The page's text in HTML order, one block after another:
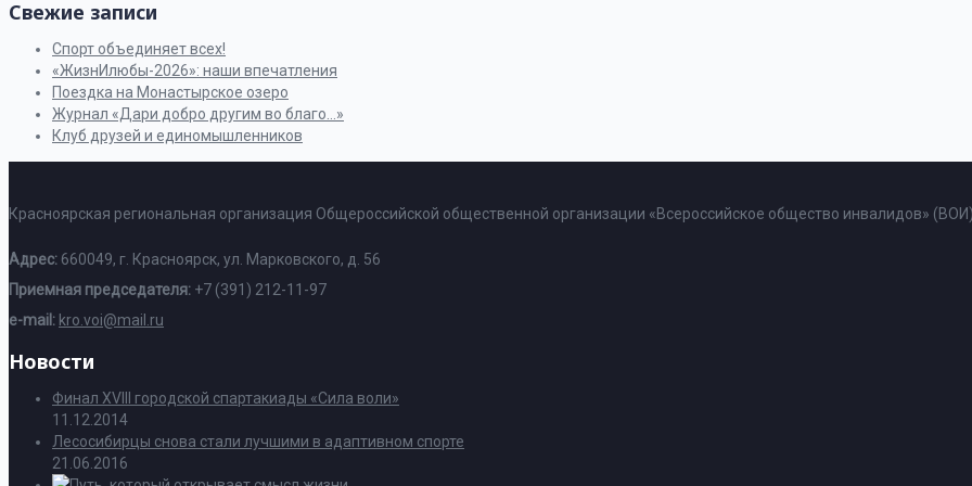
Свежие записи
Спорт объединяет всех!
«ЖизнИлюбы-2026»: наши впечатления
Поездка на Монастырское озеро
Журнал «Дари добро другим во благо…»
Клуб друзей и единомышленников
Красноярская региональная организация Общероссийской общественной организации «Всероссийское общество инвалидов»
Адрес: 660049, г. Красноярск, ул. Марковского, д. 56
Приемная председателя: +7 (391) 212-11-97
e-mail: kro.voi@mail.ru
Новости
Финал XVIII городской спартакиады «Сила воли»
11.12.2014
Лесосибирцы снова стали лучшими в адаптивном спорте
21.06.2016